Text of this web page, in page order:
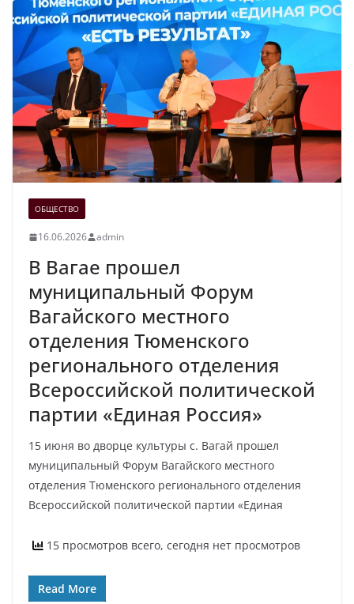
ОБЩЕСТВО
16.06.2026 admin
В Вагае прошел
муниципальный Форум
Вагайского местного
отделения Тюменского
регионального отделения
Всероссийской политической
партии «Единая Россия»
15 июня во дворце культуры с. Вагай прошел
муниципальный Форум Вагайского местного
отделения Тюменского регионального отделения
Всероссийской политической партии «Единая
15 просмотров всего, сегодня нет просмотров
Read More